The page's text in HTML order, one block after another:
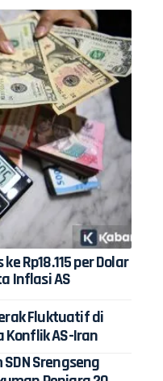
Rp18.115 per Dolar
Inflasi AS
Fluktuatif di
Konflik AS-Iran
Srengseng